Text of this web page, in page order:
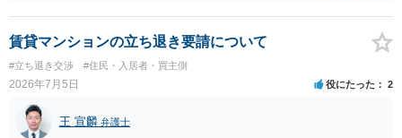
新たな定期借家契約を締結する形になりますが、これは任意の合意が
前提であり、借主が同意しなければ成立しません。 12年間の居住実
績、子どもの学校や地域とのつながり、転居費用の準備が困難な事情
などは、借主側の強い居住継続の必要性として正当事由判断において
重視される要素ですので、貸主側にかなり具体的な事情と立退料など
がない限り、更新拒絶が認められるハードルは一般的に高いと考えら
れます。 建物が未登記であること自体は、賃貸借契約の有効性を直ち
賃貸マンションの立ち退き要請について
#立ち退き交渉 #住民・入居者・買主側
2026年7月5日 役にたった 2
王 宣麟 弁護士